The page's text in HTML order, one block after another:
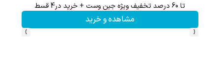
تا 60 درصد تخفیف ویژه جین وست + خرید در4 قسط
مشاهده و خرید
‹
›